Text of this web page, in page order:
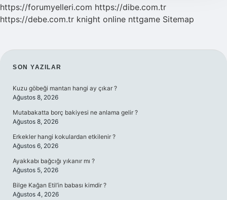
https://forumyelleri.com https://dibe.com.tr
https://debe.com.tr knight online nttgame Sitemap
SIDEBAR
SON YAZILAR
Kuzu göbeği mantarı hangi ay çıkar ?
Ağustos 8, 2026
Mutabakatta borç bakiyesi ne anlama gelir ?
Ağustos 8, 2026
Erkekler hangi kokulardan etkilenir ?
Ağustos 6, 2026
Ayakkabı bağcığı yıkanır mı ?
Ağustos 5, 2026
Bilge Kağan Etil’in babası kimdir ?
Ağustos 4, 2026